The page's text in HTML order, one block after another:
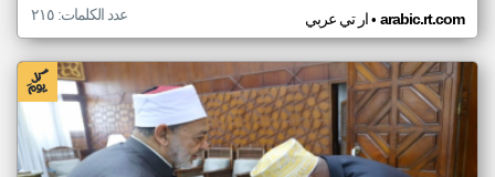
ار تي عربي• arabic.rt.com عدد الكلمات: ٢١٥